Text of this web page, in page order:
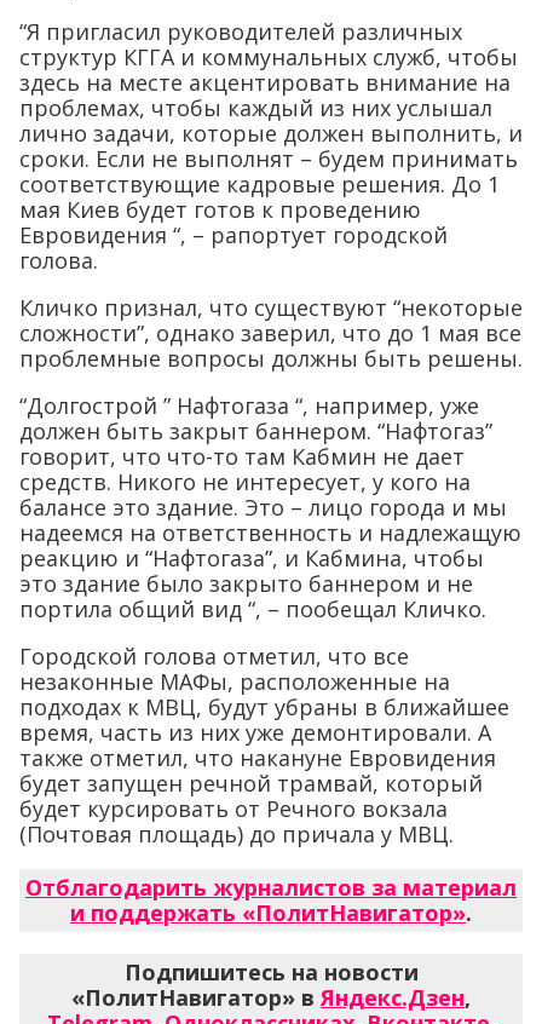
“Я пригласил руководителей различных
структур КГГА и коммунальных служб, чтобы
здесь на месте акцентировать внимание на
проблемах, чтобы каждый из них услышал
лично задачи, которые должен выполнить, и
сроки. Если не выполнят – будем принимать
соответствующие кадровые решения. До 1
мая Киев будет готов к проведению
Евровидения “, – рапортует городской
голова.
Кличко признал, что существуют “некоторые
сложности”, однако заверил, что до 1 мая все
проблемные вопросы должны быть решены.
“Долгострой ” Нафтогаза “, например, уже
должен быть закрыт баннером. “Нафтогаз”
говорит, что что-то там Кабмин не дает
средств. Никого не интересует, у кого на
балансе это здание. Это – лицо города и мы
надеемся на ответственность и надлежащую
реакцию и “Нафтогаза”, и Кабмина, чтобы
это здание было закрыто баннером и не
портила общий вид “, – пообещал Кличко.
Городской голова отметил, что все
незаконные МАФы, расположенные на
подходах к МВЦ, будут убраны в ближайшее
время, часть из них уже демонтировали. А
также отметил, что накануне Евровидения
будет запущен речной трамвай, который
будет курсировать от Речного вокзала
(Почтовая площадь) до причала у МВЦ.
Отблагодарить журналистов за материал
и поддержать «ПолитНавигатор».
Подпишитесь на новости
«ПолитНавигатор» вЯндекс.Дзен,